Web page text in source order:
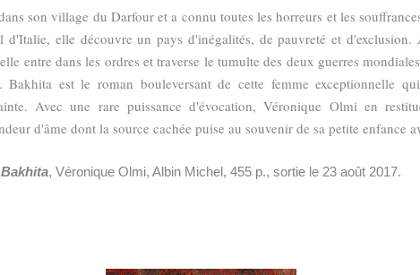
son village du Darfour et a connu toutes les horreurs et les
d'Italie, elle découvre un pays d'inégalités, de pauvreté et
entre dans les ordres et traverse le tumulte des deux guerres
Bakhita est le roman bouleversant de cette femme exceptionnelle
Avec une rare puissance d'évocation, Véronique Olmi en
d'âme dont la source cachée puise au souvenir de sa petite enfance
Bakhita, Véronique Olmi, Albin Michel, 455 p., sortie le 23 août 2017.